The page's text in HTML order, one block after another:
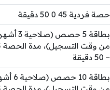
حصة فردية 45 0 50 دقيقة
بطاقة 5 حصص (صلاحية 3 أشهر
– 50 دقيقة
بطاقة 10 حصص